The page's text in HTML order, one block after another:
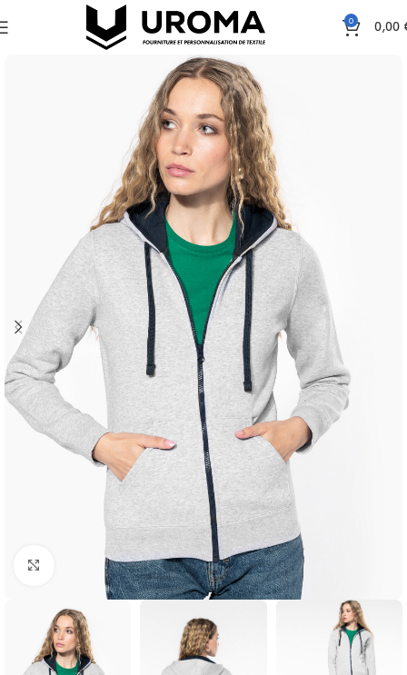
0 0,00
Click to enlarge